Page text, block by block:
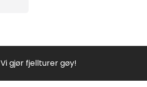
Vi gjør fjellturer gøy!